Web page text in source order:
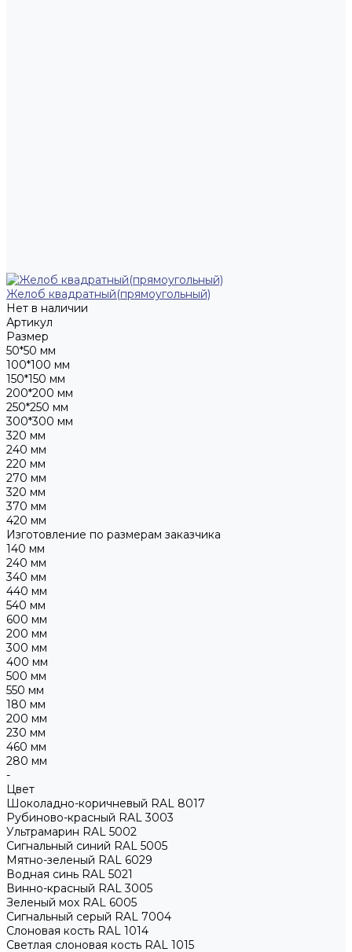
Желоб квадратный(прямоугольный)
Нет в наличии
Артикул
Размер
50*50 мм
100*100 мм
150*150 мм
200*200 мм
250*250 мм
300*300 мм
320 мм
240 мм
220 мм
270 мм
320 мм
370 мм
420 мм
Изготовление по размерам заказчика
140 мм
240 мм
340 мм
440 мм
540 мм
600 мм
200 мм
300 мм
400 мм
500 мм
550 мм
180 мм
200 мм
230 мм
460 мм
280 мм
-
Цвет
Шоколадно-коричневый RAL 8017
Рубиново-красный RAL 3003
Ультрамарин RAL 5002
Сигнальный синий RAL 5005
Мятно-зеленый RAL 6029
Водная синь RAL 5021
Винно-красный RAL 3005
Зеленый мох RAL 6005
Сигнальный серый RAL 7004
Слоновая кость RAL 1014
Светлая слоновая кость RAL 1015